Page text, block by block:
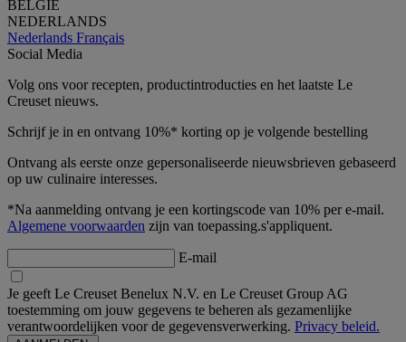
BELGIË
NEDERLANDS
Nederlands Français
Social Media
Volg ons voor recepten, productintroducties en het laatste Le
Creuset nieuws.
Schrijf je in en ontvang 10%* korting op je volgende bestelling
Ontvang als eerste onze gepersonaliseerde nieuwsbrieven gebaseerd
op uw culinaire interesses.
*Na aanmelding ontvang je een kortingscode van 10% per e-mail.
Algemene voorwaarden zijn van toepassing.s'appliquent.
E-mail
Je geeft Le Creuset Benelux N.V. en Le Creuset Group AG
toestemming om jouw gegevens te beheren als gezamenlijke
verantwoordelijken voor de gegevensverwerking. Privacy beleid.